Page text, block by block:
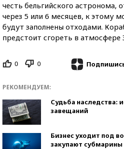
честь бельгийского астронома,
через 5 или 6 месяцев, к этому
будут заполнены отходами.
предстоит сгореть в атмосфере
0 0
РЕКОМЕНДУЕМ:
Судьба наследства:
завещаний
Бизнес уходит под
закупают субмарины